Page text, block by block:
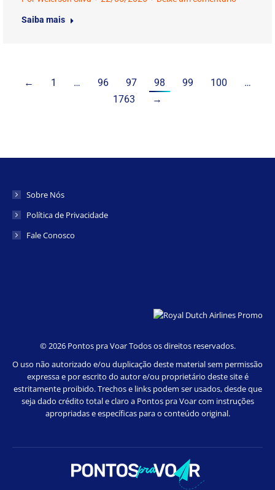
Saiba mais
← 1 … 96 97 98 99 100
…
1763
→
Sobre Nós
Política de Privacidade
Fale Conosco
©2026 Pontos pra Voar Todos os direitos reservados.
O uso não autorizado e/ou duplicação deste material sem permissão
expressa e por escrito do autor e/ou proprietário deste site é
estritamente proibido. Trechos e links podem ser usados, desde que
seja dado crédito total e claro a Pontos pra Voar com instruções
apropriadas e específicas para o conteúdo original.